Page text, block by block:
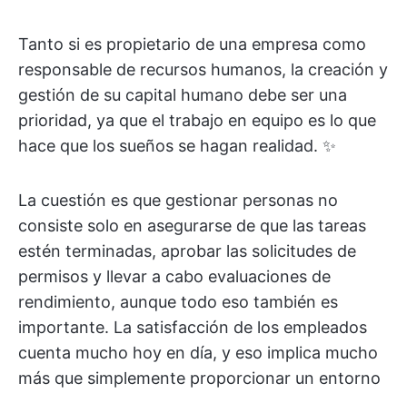
Tanto si es propietario de una empresa como
responsable de recursos humanos, la creación y
gestión de su capital humano debe ser una
prioridad, ya que el trabajo en equipo es lo que
hace que los sueños se hagan realidad. ✨
La cuestión es que gestionar personas no
consiste solo en asegurarse de que las tareas
estén terminadas, aprobar las solicitudes de
permisos y llevar a cabo evaluaciones de
rendimiento, aunque todo eso también es
importante. La satisfacción de los empleados
cuenta mucho hoy en día, y eso implica mucho
más que simplemente proporcionar un entorno